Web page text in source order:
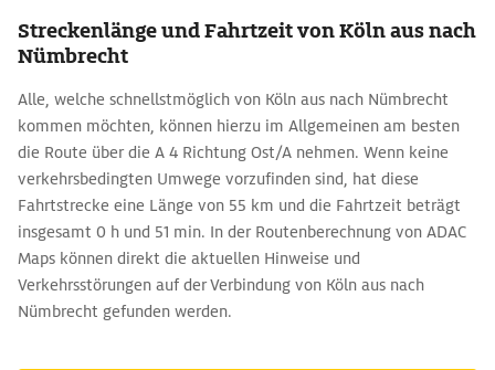
Streckenlänge und Fahrtzeit von Köln aus nach
Nümbrecht
Alle, welche schnellstmöglich von Köln aus nach Nümbrecht
kommen möchten, können hierzu im Allgemeinen am besten
die Route über die A 4 Richtung Ost/A nehmen. Wenn keine
verkehrsbedingten Umwege vorzufinden sind, hat diese
Fahrtstrecke eine Länge von 55 km und die Fahrtzeit beträgt
insgesamt 0 h und 51 min. In der Routenberechnung von ADAC
Maps können direkt die aktuellen Hinweise und
Verkehrsstörungen auf der Verbindung von Köln aus nach
Nümbrecht gefunden werden.